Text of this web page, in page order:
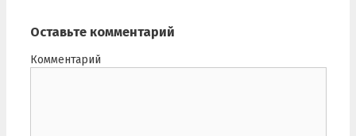
Оставьте комментарий
Комментарий